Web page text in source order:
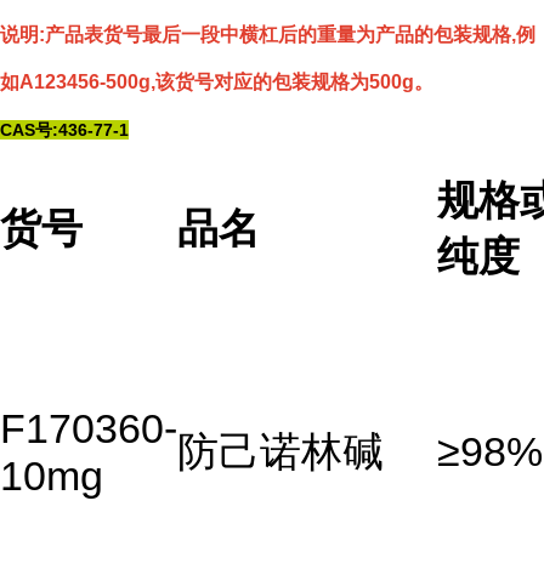
说明:产品表货号最后一段中横杠后的重量为产品的包装规格,例
如A123456-500g,该货号对应的包装规格为500g。
CAS号:436-77-1
货号 品名
规格
纯度
F170360-
10mg
防己诺林碱 ≥98%